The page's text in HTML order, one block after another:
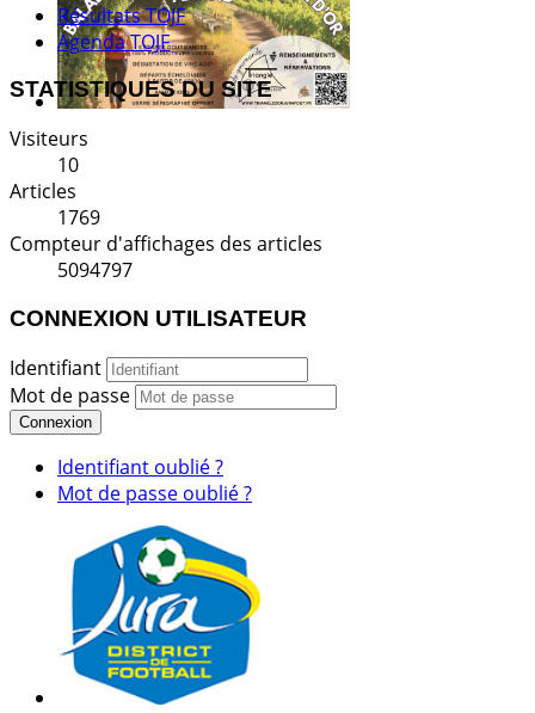
Résultats TOJF
Agenda TOJF
STATISTIQUES DU SITE
Visiteurs
10
Articles
1769
Compteur d'affichages des articles
5094797
CONNEXION UTILISATEUR
Identifiant
Mot de passe
Connexion
Identifiant oublié ?
Mot de passe oublié ?